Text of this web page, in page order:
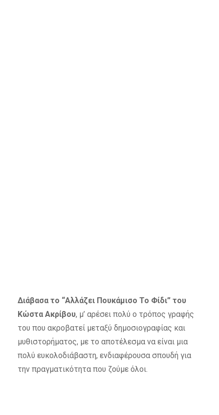
Διάβασα το “Αλλάζει Πουκάμισο Το Φίδι” του
Κώστα Ακρίβου, μ’ αρέσει πολύ ο τρόπος γραφής
του που ακροβατεί μεταξύ δημοσιογραφίας και
μυθιστορήματος, με το αποτέλεσμα να είναι μια
πολύ ευκολοδιάβαστη, ενδιαφέρουσα σπουδή για
την πραγματικότητα που ζούμε όλοι.